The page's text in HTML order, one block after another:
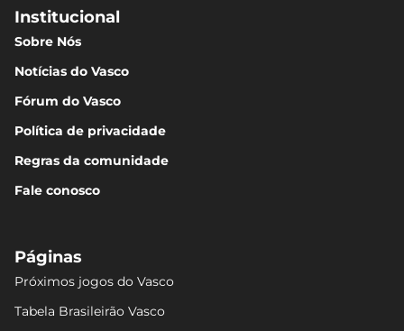
Institucional
Sobre Nós
Notícias do Vasco
Fórum do Vasco
Política de privacidade
Regras da comunidade
Fale conosco
Páginas
Próximos jogos do Vasco
Tabela Brasileirão Vasco